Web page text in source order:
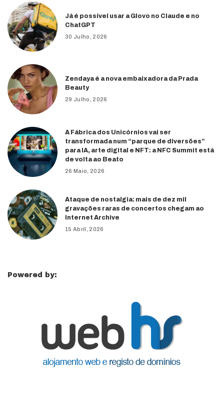
Já é possível usar a Glovo no Claude e no
ChatGPT
30 Julho, 2026
Zendaya é a nova embaixadora da Prada
Beauty
29 Julho, 2026
A Fábrica dos Unicórnios vai ser
transformada num “parque de diversões”
para IA, arte digital e NFT: a NFC Summit está
de volta ao Beato
26 Maio, 2026
Ataque de nostalgia: mais de dez mil
gravações raras de concertos chegam ao
Internet Archive
15 Abril, 2026
Powered by: